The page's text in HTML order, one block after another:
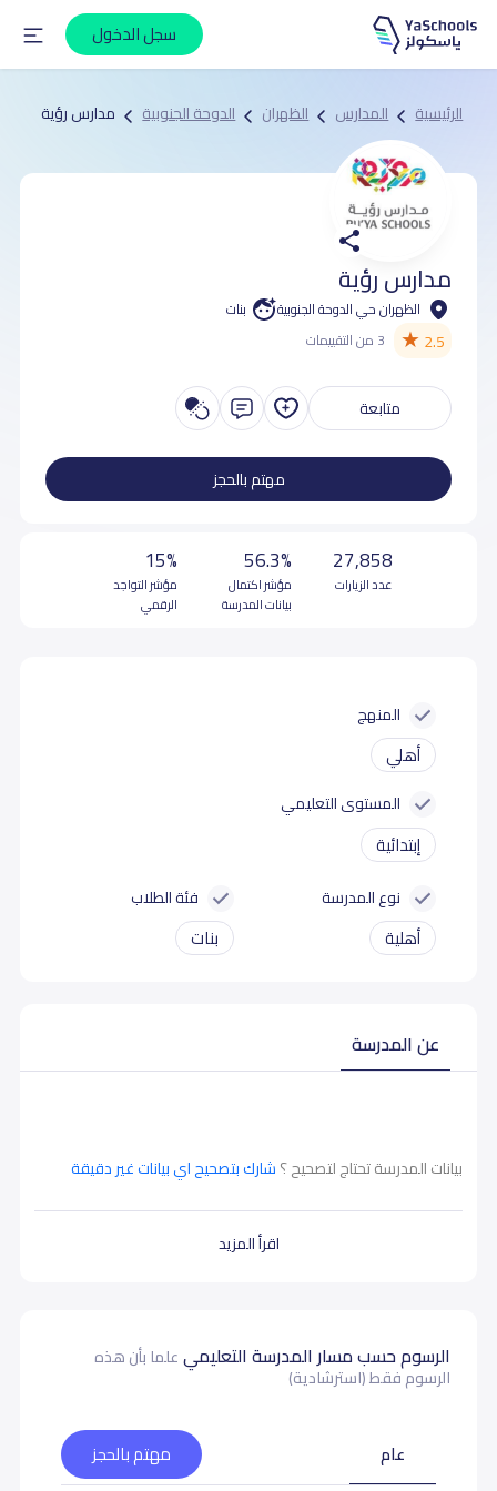
سجل الدخول
الرئيسية المدارس الظهران الدوحة الجنوبية مدارس رؤية
مدارس رؤية
الظهران حي الدوحة الجنوبية بنات
2.5
★ 3 من التقييمات
متابعة
مهتم بالحجز
27,858
عدد الزيارات
56.3%
مؤشر اكتمال
بيانات المدرسة
15%
مؤشر التواجد
الرقمي
المنهج
أهلي
المستوى التعليمي
إبتدائية
نوع المدرسة
أهلية
فئة الطلاب
بنات
عن المدرسة
اقرأ المزيد
بيانات المدرسة تحتاج لتصحيح ؟شارك بتصحيح اي بيانات غير دقيقة
الرسوم حسب مسار المدرسة التعليميعلما بأن هذه
الرسوم فقط (استرشادية)
عام مهتم بالحجز